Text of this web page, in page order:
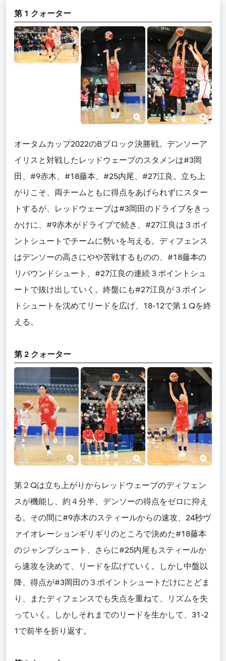
第 1 クォーター
オータムカップ2022のBブロック決勝戦。デンソーア
イリスと対戦したレッドウェーブのスタメンは#3岡
田、#9赤木、#18藤本、#25内尾、#27江良。立ち上
がりこそ、両チームともに得点をあげられずにスター
トするが、レッドウェーブは#3岡田のドライブをきっ
かけに、#9赤木がドライブで続き、#27江良は３ポイ
ントシュートでチームに勢いを与える。ディフェンス
はデンソーの高さにやや苦戦するものの、#18藤本の
リバウンドシュート、#27江良の連続３ポイントシュ
ートで抜け出していく。終盤にも#27江良が３ポイン
トシュートを沈めてリードを広げ、18-12で第１Qを終
える。
第 2 クォーター
第２Qは立ち上がりからレッドウェーブのディフェン
スが機能し、約４分半、デンソーの得点をゼロに抑え
る。その間に#9赤木のスティールからの速攻、24秒ヴ
ァイオレーションギリギリのところで決めた#18藤本
のジャンプシュート、さらに#25内尾もスティールか
ら速攻を決めて、リードを広げていく。しかし中盤以
降、得点が#3岡田の３ポイントシュートだけにとどま
り、またディフェンスでも失点を重ねて、リズムを失
っていく。しかしそれまでのリードを生かして、31-2
1で前半を折り返す。